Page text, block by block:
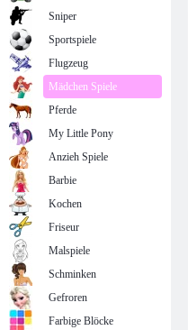
Sniper
Sportspiele
Flugzeug
Mädchen Spiele
Pferde
My Little Pony
Anzieh Spiele
Barbie
Kochen
Friseur
Malspiele
Schminken
Gefroren
Farbige Blöcke